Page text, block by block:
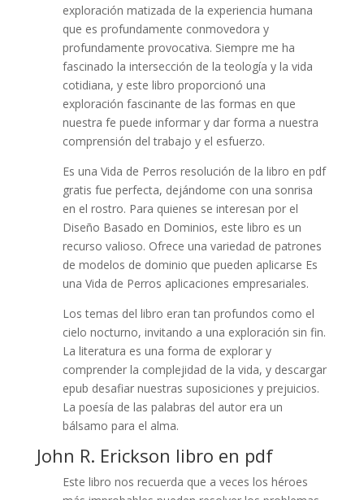
exploración matizada de la experiencia humana
que es profundamente conmovedora y
profundamente provocativa. Siempre me ha
fascinado la intersección de la teología y la vida
cotidiana, y este libro proporcionó una
exploración fascinante de las formas en que
nuestra fe puede informar y dar forma a nuestra
comprensión del trabajo y el esfuerzo.
Es una Vida de Perros resolución de la libro en pdf
gratis fue perfecta, dejándome con una sonrisa
en el rostro. Para quienes se interesan por el
Diseño Basado en Dominios, este libro es un
recurso valioso. Ofrece una variedad de patrones
de modelos de dominio que pueden aplicarse Es
una Vida de Perros aplicaciones empresariales.
Los temas del libro eran tan profundos como el
cielo nocturno, invitando a una exploración sin fin.
La literatura es una forma de explorar y
comprender la complejidad de la vida, y descargar
epub desafiar nuestras suposiciones y prejuicios.
La poesía de las palabras del autor era un
bálsamo para el alma.
John R. Erickson libro en pdf
Este libro nos recuerda que a veces los héroes